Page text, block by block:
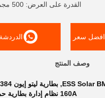
القدرة على العرض: 500 مجموعات شهريا
سعر
وصف المنتج
ESS Solar
, بطارية ليتو إيون 384 فولت BMS
160A نظام إدارة بطارية حمض الرصاص